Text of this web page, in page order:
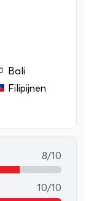
Bali
Filipijnen
8/10
10/10